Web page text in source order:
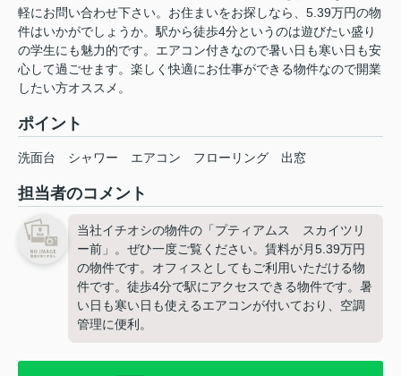
軽にお問い合わせ下さい。お住まいをお探しなら、5.39万円の物
件はいかがでしょうか。駅から徒歩4分というのは遊びたい盛り
の学生にも魅力的です。エアコン付きなので暑い日も寒い日も安
心して過ごせます。楽しく快適にお仕事ができる物件なので開業
したい方オススメ。
ポイント
洗面台 シャワー エアコン フローリング 出窓
担当者のコメント
当社イチオシの物件の「プティアムス スカイツリ
ー前」。ぜひ一度ご覧ください。賃料が月5.39万円
の物件です。オフィスとしてもご利用いただける物
件です。徒歩4分で駅にアクセスできる物件です。暑
い日も寒い日も使えるエアコンが付いており、空調
管理に便利。